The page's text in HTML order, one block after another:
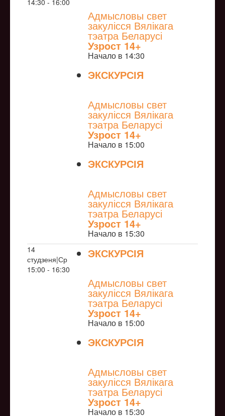
14:30 - 16:00
Адмысловы свет
закулісся Вялікага
тэатра Беларусі
Узрoст 14+
Начало в 14:30
ЭКСКУРСІЯ
Адмысловы свет
закулісся Вялікага
тэатра Беларусі
Узрoст 14+
Начало в 15:00
ЭКСКУРСІЯ
Адмысловы свет
закулісся Вялікага
тэатра Беларусі
Узрoст 14+
Начало в 15:30
14
студзеня|Ср
15:00 - 16:30
ЭКСКУРСІЯ
Адмысловы свет
закулісся Вялікага
тэатра Беларусі
Узрoст 14+
Начало в 15:00
ЭКСКУРСІЯ
Адмысловы свет
закулісся Вялікага
тэатра Беларусі
Узрoст 14+
Начало в 15:30